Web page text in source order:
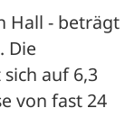
Hall - beträgt
Die
auf 6,3
von fast 24